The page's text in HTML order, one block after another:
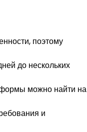
поэтому
до нескольких
можно найти на
и